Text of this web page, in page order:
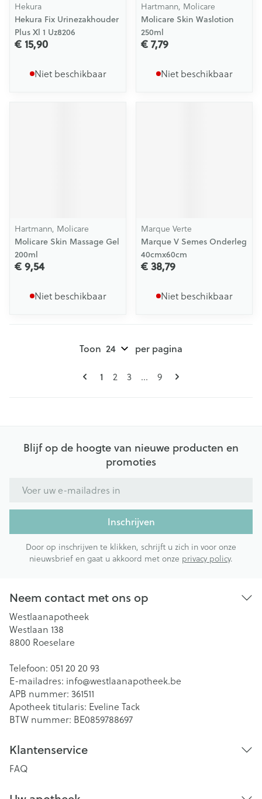
Hekura
Hekura Fix Urinezakhouder
Plus Xl 1 Uz8206
€ 15,90
Niet beschikbaar
Hartmann, Molicare
Molicare Skin Waslotion
250ml
€ 7,79
Niet beschikbaar
Hartmann, Molicare
Molicare Skin Massage Gel
200ml
€ 9,54
Niet beschikbaar
Marque Verte
Marque V Semes Onderleg
40cmx60cm
€ 38,79
Niet beschikbaar
Pagina's
U lees momenteel pagina
1 Pagina
2 Pagina
3 ... Pagina
9
Toon per pagina
Blijf op de hoogte van nieuwe producten en
promoties
Inschrijven
Door op inschrijven te klikken, schrijft u zich in voor onze
nieuwsbrief en gaat u akkoord met onze privacy policy.
Neem contact met ons op
Westlaanapotheek
Westlaan 138
8800 Roeselare
Telefoon: 051 20 20 93
E-mailadres: info@westlaanapotheek.be
APB nummer: 361511
Apotheek titularis: Eveline Tack
BTW nummer: BE0859788697
Klantenservice
FAQ